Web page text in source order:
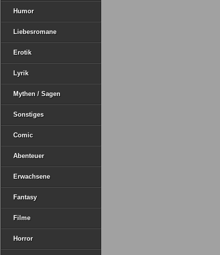
Humor
Liebesromane
Erotik
Lyrik
Mythen / Sagen
Sonstiges
Comic
Abenteuer
Erwachsene
Fantasy
Filme
Horror